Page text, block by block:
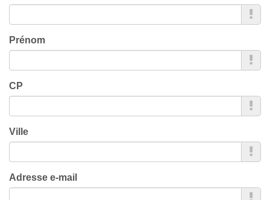
Prénom
CP
Ville
Adresse e-mail